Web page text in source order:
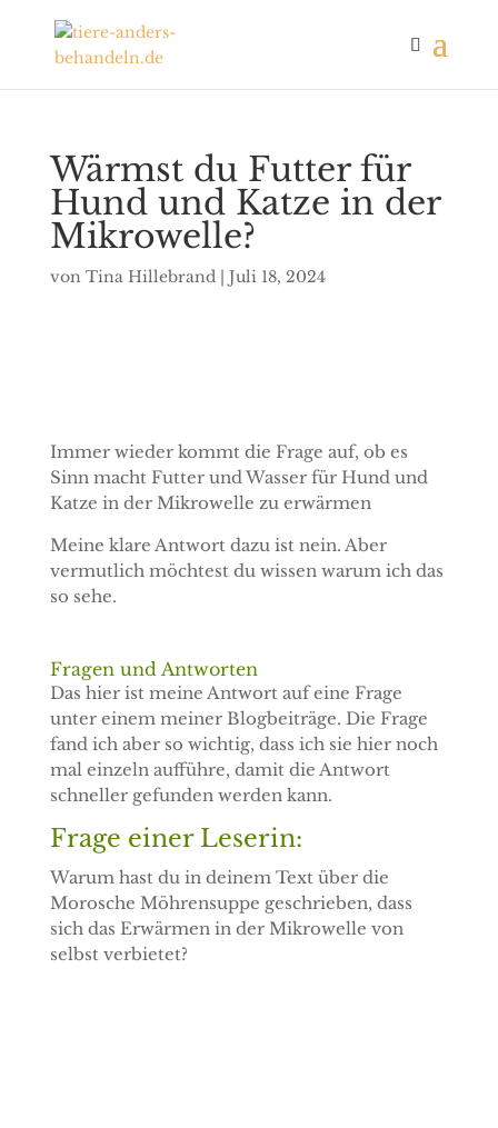
Wärmst du Futter für
Hund und Katze in der
Mikrowelle?
von Tina Hillebrand| Juli 18, 2024
Immer wieder kommt die Frage auf, ob es
Sinn macht Futter und Wasser für Hund und
Katze in der Mikrowelle zu erwärmen
Meine klare Antwort dazu ist nein. Aber
vermutlich möchtest du wissen warum ich das
so sehe.
Fragen und Antworten
Das hier ist meine Antwort auf eine Frage
unter einem meiner Blogbeiträge. Die Frage
fand ich aber so wichtig, dass ich sie hier noch
mal einzeln aufführe, damit die Antwort
schneller gefunden werden kann.
Frage einer Leserin:
Warum hast du in deinem Text über die
Morosche Möhrensuppe geschrieben, dass
sich das Erwärmen in der Mikrowelle von
selbst verbietet?